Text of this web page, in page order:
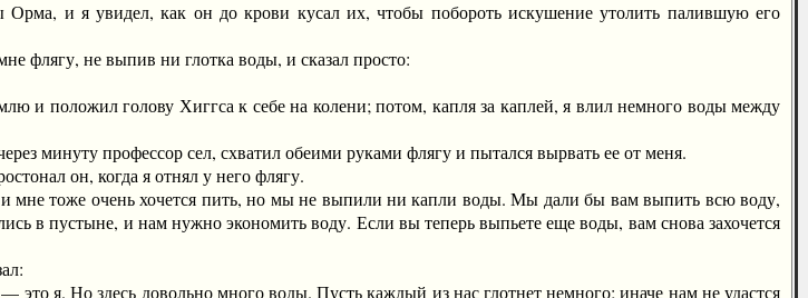
Орма, и я увидел, как он до крови кусал их, чтобы побороть искушение утолить палившую его
флягу, не выпив ни глотка воды, и сказал просто:
и положил голову Хиггса к себе на колени; потом, капля за каплей, я влил немного воды между
минуту профессор сел, схватил обеими руками флягу и пытался вырвать ее от меня.
он, когда я отнял у него флягу.
тоже очень хочется пить, но мы не выпили ни капли воды. Мы дали бы вам выпить всю воду,
в пустыне, и нам нужно экономить воду. Если вы теперь выпьете еще воды, вам снова захочется
Но здесь довольно много воды. Пусть каждый из нас глотнет немного; иначе нам не удастся